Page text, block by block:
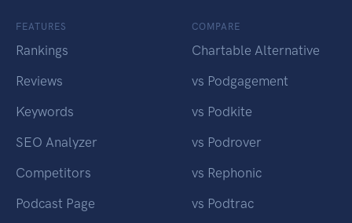
FEATURES
Rankings
Reviews
Keywords
SEO Analyzer
Competitors
Podcast Page
COMPARE
Chartable Alternative
vs Podgagement
vs Podkite
vs Podrover
vs Rephonic
vs Podtrac